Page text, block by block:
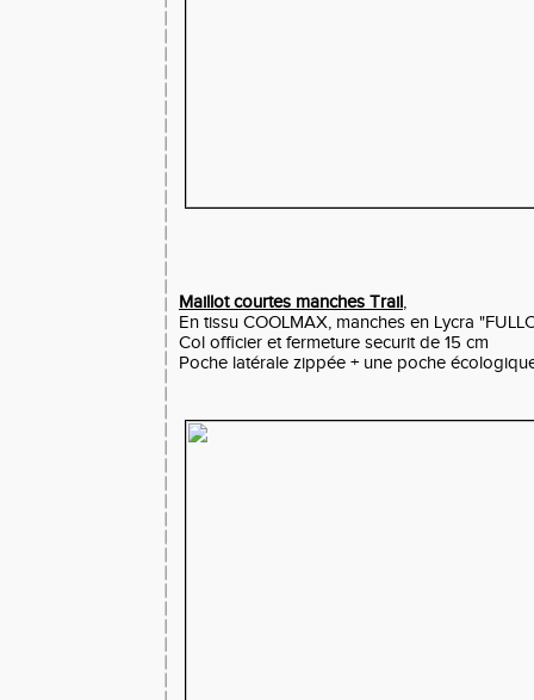
Maillot courtes manches Trail,
En tissu COOLMAX, manches en Lycra
Col officier et fermeture securit de 15 cm
Poche latérale zippée + une poche